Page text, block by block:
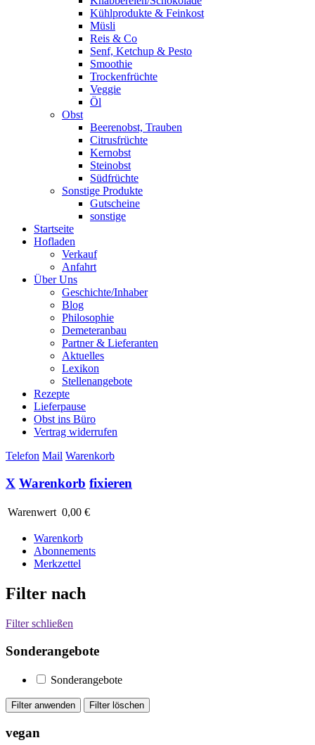
Kühlprodukte & Feinkost
Müsli
Reis & Co
Senf, Ketchup & Pesto
Smoothie
Trockenfrüchte
Veggie
Öl
Obst
Beerenobst, Trauben
Citrusfrüchte
Kernobst
Steinobst
Südfrüchte
Sonstige Produkte
Gutscheine
sonstige
Startseite
Hofladen
Verkauf
Anfahrt
Über Uns
Geschichte/Inhaber
Blog
Philosophie
Demeteranbau
Partner & Lieferanten
Aktuelles
Lexikon
Stellenangebote
Rezepte
Lieferpause
Obst ins Büro
Vertrag widerrufen
Telefon Mail Warenkorb
X Warenkorb fixieren
Warenwert 0,00 €
Warenkorb
Abonnements
Merkzettel
Filter nach
Filter schließen
Sonderangebote
Sonderangebote
vegan